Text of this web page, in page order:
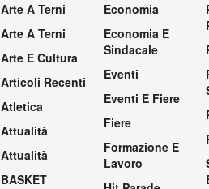
Arte A Terni
Arte A Terni
Arte E Cultura
Articoli Recenti
Atletica
Attualità
Attualità
BASKET
Economia
Economia E
Sindacale
Eventi
Eventi E Fiere
Fiere
Formazione E
Lavoro